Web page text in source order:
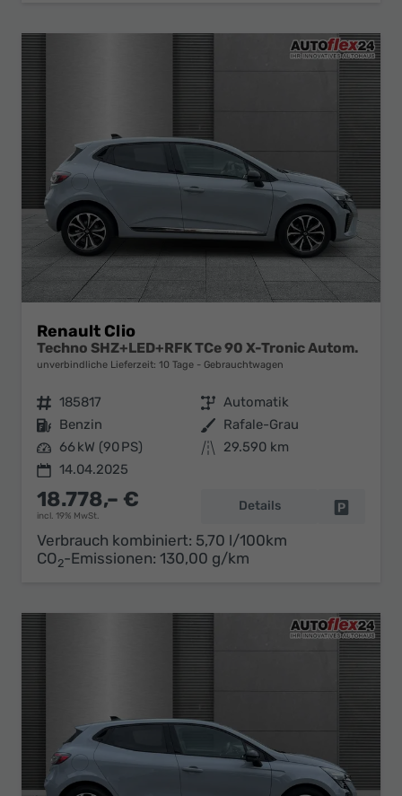
Renault Clio
Techno SHZ+LED+RFK TCe 90 X-Tronic Autom.
unverbindliche Lieferzeit: 10 Tage Gebrauchtwagen
Fahrzeugnr. 185817 Getriebe Automatik
Kraftstoff Benzin Außenfarbe Rafale-Grau
Leistung 66 kW (90 PS) Kilometerstand
29.590 km
14.04.2025
18.778,– €
incl. 19% MwSt.
Details
Verbrauch kombiniert: 5,70 l/100km
CO2-Emissionen: 130,00 g/km